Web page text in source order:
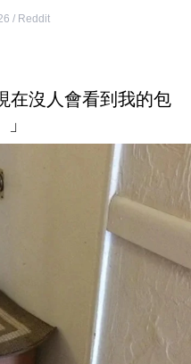
/ Reddit
在沒人會看到我的包